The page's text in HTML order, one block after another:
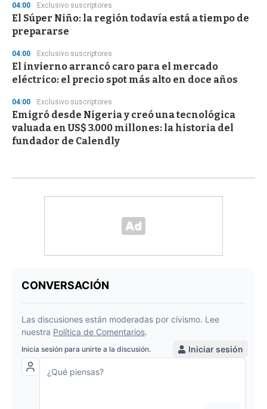
04:00 Exclusivo suscriptores
El Súper Niño: la región todavía está a tiempo de
prepararse
04:00 Exclusivo suscriptores
El invierno arrancó caro para el mercado
eléctrico: el precio spot más alto en doce años
04:00 Exclusivo suscriptores
Emigró desde Nigeria y creó una tecnológica
valuada en US$ 3.000 millones: la historia del
fundador de Calendly